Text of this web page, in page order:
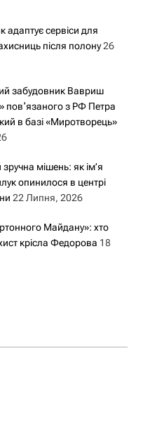
адаптує сервіси для
після полону 26
забудовник Вавриш
повʼязаного з РФ Петра
в базі «Миротворець»
мішень: як ім’я
опинилося в центрі
22 Липня, 2026
Майдану»: хто
крісла Федорова 18